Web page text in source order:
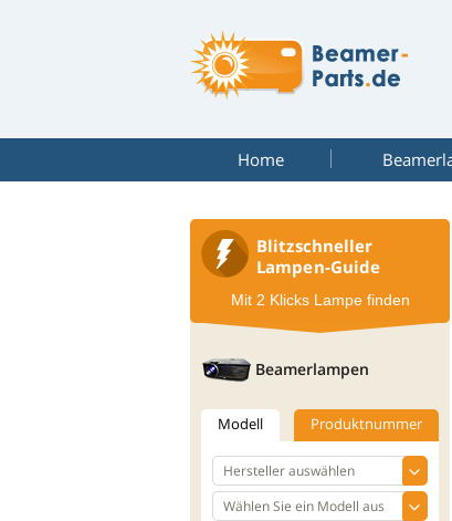
Home
Blitzschneller
Lampen-Guide
Mit 2 Klicks Lampe finden
Beamerlampen
Modell Produktnummer